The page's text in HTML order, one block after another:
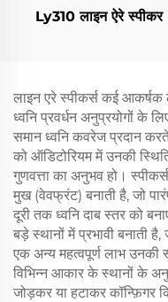
Ly310 लाइन ऐरे स्पीकर
लाइन एरे स्पीकर्स कई
ध्वनि प्रवर्धन अनुप्रयोगों के
समान ध्वनि कवरेज प्रदान
को ऑडिटोरियम में उनकी
गुणवत्ता का अनुभव हो।
मुख (वेवफ्रंट) बनाती है, जो
दूरी तक ध्वनि दाब स्तर को
बड़े स्थानों में प्रभावी बनाती है,
एक अन्य महत्वपूर्ण लाभ
विभिन्न आकार के स्थानों के
जोड़कर या हटाकर कॉन्फ़िगर